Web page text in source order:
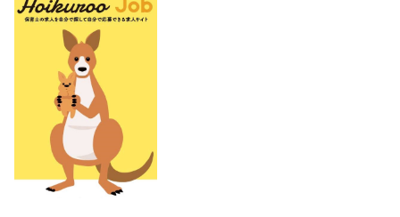
Kyoshin Digital Academy
卓越した安全・安心を目指して
基本方針
安全と安心への取り組み
安全・安心にお通いいただくために